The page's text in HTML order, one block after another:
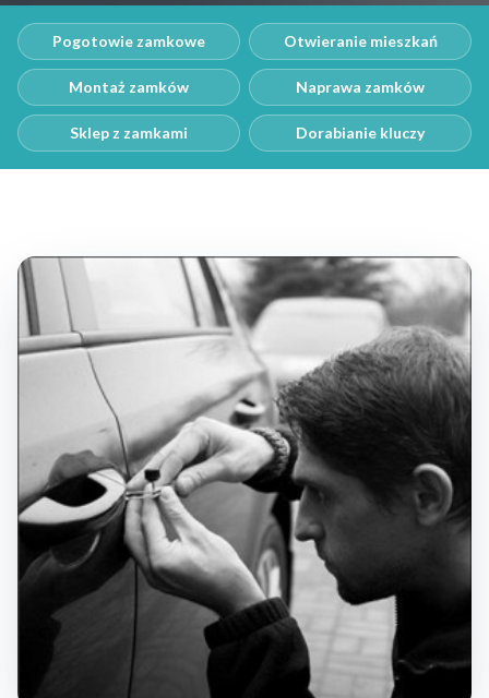
Pogotowie zamkowe Otwieranie mieszkań
Montaż zamków Naprawa zamków
Sklep z zamkami Dorabianie kluczy